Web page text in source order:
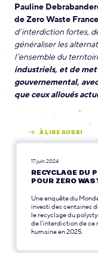
Pauline
de Zero Waste France
d’interdiction fortes,
généraliser les
l’ensemble du
industriels, et de
gouvernemental,
que ceux alloués
À LIRE AUSSI
17 juin 2024
RECYCLAGE DU
POUR ZERO
Une enquête du
investi des centaines
le recyclage du
de l’interdiction de ce
humaine en 2025.